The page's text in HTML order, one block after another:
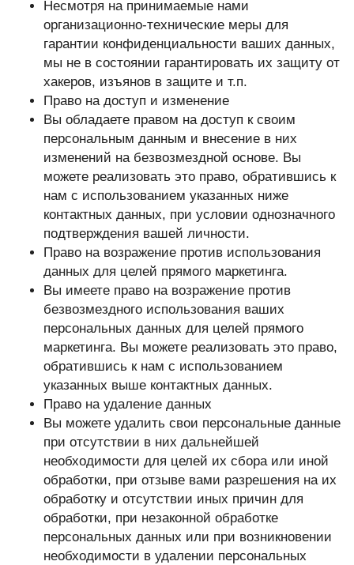
Несмотря на принимаемые нами
организационно-технические меры для
гарантии конфиденциальности ваших данных,
мы не в состоянии гарантировать их защиту от
хакеров, изъянов в защите и т.п.
Право на доступ и изменение
Вы обладаете правом на доступ к своим
персональным данным и внесение в них
изменений на безвозмездной основе. Вы
можете реализовать это право, обратившись к
нам с использованием указанных ниже
контактных данных, при условии однозначного
подтверждения вашей личности.
Право на возражение против использования
данных для целей прямого маркетинга.
Вы имеете право на возражение против
безвозмездного использования ваших
персональных данных для целей прямого
маркетинга. Вы можете реализовать это право,
обратившись к нам с использованием
указанных выше контактных данных.
Право на удаление данных
Вы можете удалить свои персональные данные
при отсутствии в них дальнейшей
необходимости для целей их сбора или иной
обработки, при отзыве вами разрешения на их
обработку и отсутствии иных причин для
обработки, при незаконной обработке
персональных данных или при возникновении
необходимости в удалении персональных